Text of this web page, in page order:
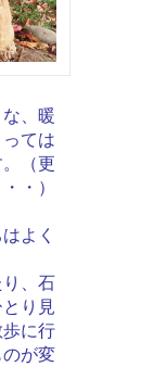
、暖
ては
（更
・）
よく
、石
り見
に行
が変